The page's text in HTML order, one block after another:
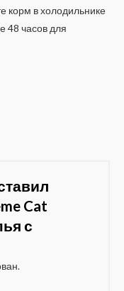
корм в холодильнике
48 часов для
Cat
с